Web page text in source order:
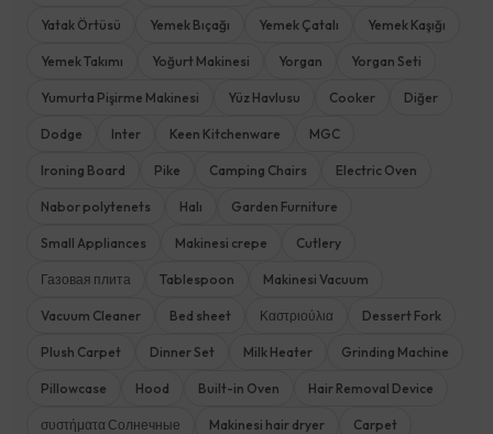
Yatak Örtüsü Yemek Bıçağı Yemek Çatalı Yemek Kaşığı
Yemek Takımı Yoğurt Makinesi Yorgan Yorgan Seti
Yumurta Pişirme Makinesi Yüz Havlusu Cooker Diğer
Dodge Inter Keen Kitchenware MGC
Ironing Board Pike Camping Chairs Electric Oven
Nabor polytenets Halı Garden Furniture
Small Appliances Makinesi crepe Cutlery
Газовая плита Tablespoon Makinesi Vacuum
Vacuum Cleaner Bed sheet Καστριούλια Dessert Fork
Plush Carpet Dinner Set Milk Heater Grinding Machine
Pillowcase Hood Built-in Oven Hair Removal Device
συστήματα Солнечные Makinesi hair dryer Carpet